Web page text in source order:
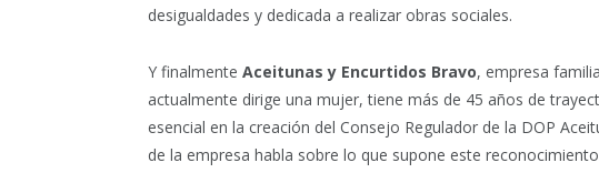
desigualdades y dedicada a realizar obras sociales.
Y finalmente Aceitunas y Encurtidos Bravo, empresa
actualmente dirige una mujer, tiene más de 45 años de
esencial en la creación del Consejo Regulador de la DOP
de la empresa habla sobre lo que supone este